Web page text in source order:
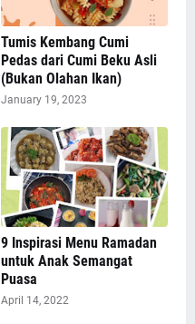
Tumis Kembang Cumi
Pedas dari Cumi Beku Asli
(Bukan Olahan Ikan)
January 19, 2023
9 Inspirasi Menu Ramadan
untuk Anak Semangat
Puasa
April 14, 2022